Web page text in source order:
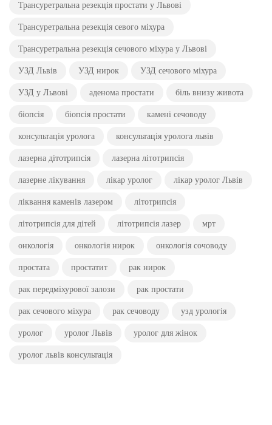
Трансуретральна резекція простати у Львові
Трансуретральна резекція севого міхура
Трансуретральна резекція сечового міхура у Львові
УЗД Львів УЗД нирок УЗД сечового міхура
УЗД у Львові аденома простати біль внизу живота
біопсія біопсія простати камені сечоводу
консультація уролога консультація уролога львів
лазерна дітотрипсія лазерна літотрипсія
лазерне лікування лікар уролог лікар уролог Львів
ліквання каменів лазером літотрипсія
літотрипсія для дітей літотрипсія лазер мрт
онкологія онкологія нирок онкологія сочоводу
простата простатит рак нирок
рак передміхурової залози рак простати
рак сечового міхура рак сечоводу узд урологія
уролог уролог Львів уролог для жінок
уролог львів консультація